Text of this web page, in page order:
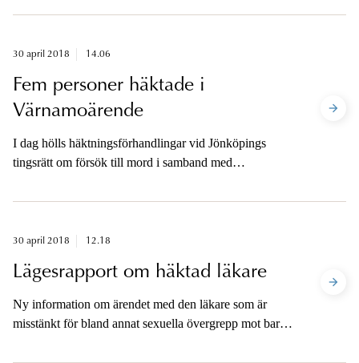
justeringar under dagen skett beträffande en av de
30 april 2018 14.06
Fem personer häktade i
Värnamoärende
I dag hölls häktningsförhandlingar vid Jönköpings
tingsrätt om försök till mord i samband med
personer som åklagaren i förmiddags begärde häktade
häktades av tingsrätten.
30 april 2018 12.18
Lägesrapport om häktad läkare
Ny information om ärendet med den läkare som är
misstänkt för bland annat sexuella övergrepp mot barn